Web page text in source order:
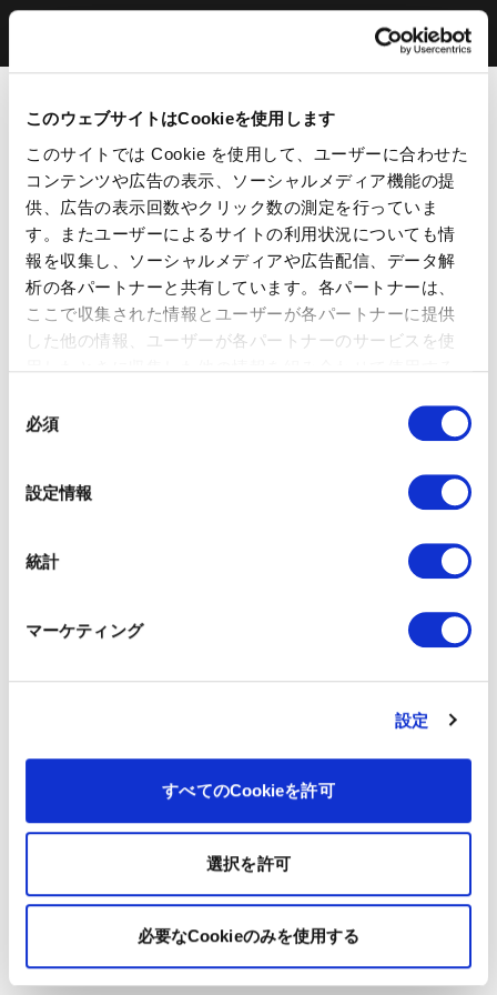
このウェブサイトはCookieを使用します
このサイトでは Cookie を使用して、ユーザーに合わせた
コンテンツや広告の表示、ソーシャルメディア機能の提
供、広告の表示回数やクリック数の測定を行っていま
す。またユーザーによるサイトの利用状況についても情
報を収集し、ソーシャルメディアや広告配信、データ解
析の各パートナーと共有しています。各パートナーは、
ここで収集された情報とユーザーが各パートナーに提供
した他の情報、ユーザーが各パートナーのサービスを使
ッキーに同意したことになります。
必須
設定情報
統計
マーケティング
設定
すべてのCookieを許可
選択を許可
必要なCookieのみを使用する